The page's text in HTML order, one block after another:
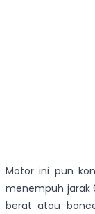
Motor ini pun
menempuh jarak
berat atau